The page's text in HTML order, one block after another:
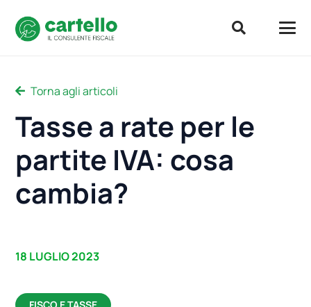
Torna agli articoli
Tasse a rate per le
partite IVA: cosa
cambia?
18 LUGLIO 2023